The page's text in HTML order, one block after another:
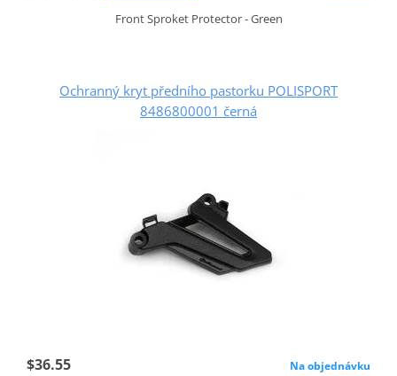
Front Sproket Protector - Green
Ochranný kryt předního pastorku POLISPORT
8486800001 černá
$36.55 Na objednávku